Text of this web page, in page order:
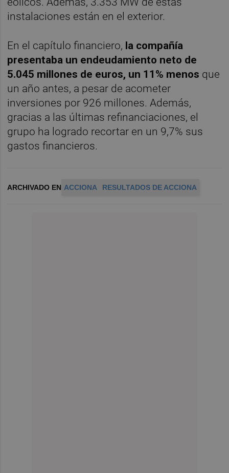
instalaciones están en el exterior.
En el capítulo financiero, la compañía
presentaba un endeudamiento neto de
5.045 millones de euros, un 11% menos que
un año antes, a pesar de acometer
inversiones por 926 millones. Además,
gracias a las últimas refinanciaciones, el
grupo ha logrado recortar en un 9,7% sus
gastos financieros.
ARCHIVADO EN ACCIONA RESULTADOS DE ACCIONA